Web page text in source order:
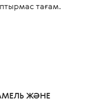
тағам.